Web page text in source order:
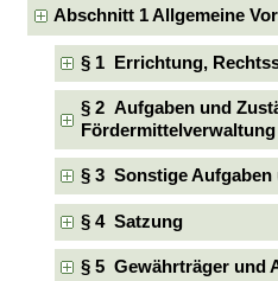
Abschnitt 1 Allgemeine
§ 1 Errichtung,
§ 2 Aufgaben und
Fördermittelverwaltung
§ 3 Sonstige
§ 4 Satzung
§ 5 Gewährträger und